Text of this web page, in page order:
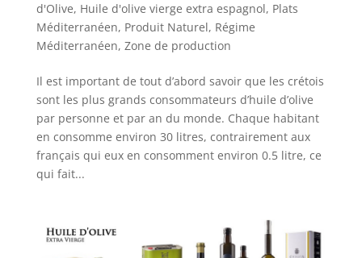
d'Olive, Huile d'olive vierge extra espagnol, Plats
Méditerranéen, Produit Naturel, Régime
Méditerranéen, Zone de production
Il est important de tout d’abord savoir que les crétois
sont les plus grands consommateurs d’huile d’olive
par personne et par an du monde. Chaque habitant
en consomme environ 30 litres, contrairement aux
français qui eux en consomment environ 0.5 litre, ce
qui fait...